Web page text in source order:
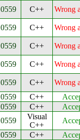
0559 C++ Wrong
0559 C++ Wrong
0559 C++ Wrong
0559 C++ Wrong
0559 C++
Wrong
0559 C++
0559 C++
0559
Visual
C++
0559 C++